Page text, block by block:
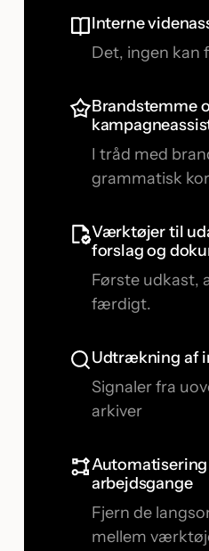
Interne
Det, ingen kan
Brandstemme
I tråd med
grammatisk
Værktøjer til
forslag og
Første udkast,
færdigt.
Udtrækning af
Signaler fra
arkiver
arbejdsgange
Fjern de
mellem